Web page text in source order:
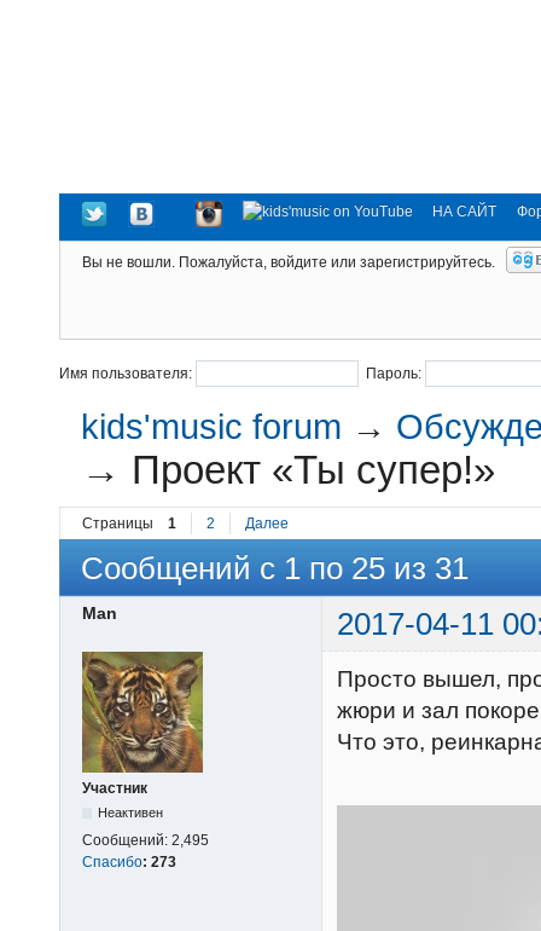
НА САЙТ
Вы не вошли. Пожалуйста, войдите или зарегистрируйтесь.
Имя пользователя: Пароль:
kids'music forum →
→ Проект «Ты супер!»
Страницы 1 2 Далее
Сообщений с 1 по 25 из 31
Man 2017-04-11
Участник
Неактивен
Сообщений: 2,495
Спасибо: 273
Просто вышел,
жюри и зал
Что это,